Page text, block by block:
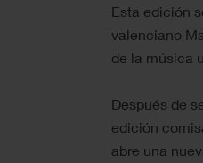
Esta edición
valenciano
de la música
Después de
edición
abre una